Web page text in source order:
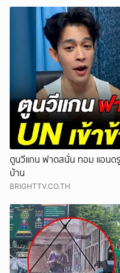
ตูนวีแกน ฟาดสนั่น ทอม แอนด
บ้าน
BRIGHTTV.CO.TH